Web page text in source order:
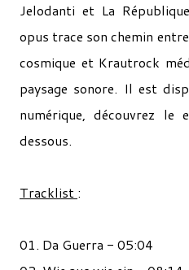
Jelodanti et La
opus trace son chemin
cosmique et Krautrock
paysage sonore. Il est
numérique, découvrez
dessous.
Tracklist :
01. Da Guerra - 05:04